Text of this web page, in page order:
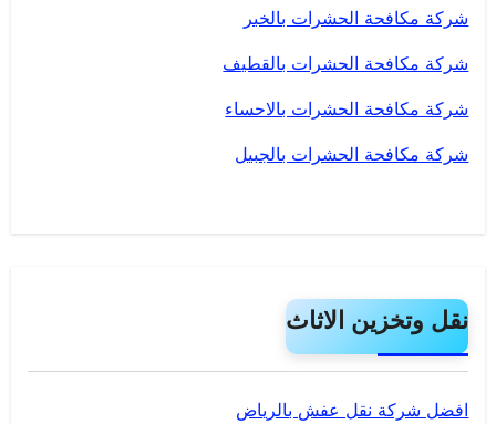
شركة مكافحة الحشرات بالخبر
شركة مكافحة الحشرات بالقطيف
شركة مكافحة الحشرات بالاحساء
شركة مكافحة الحشرات بالجبيل
نقل وتخزين الاثاث
افضل شركة نقل عفش بالرياض